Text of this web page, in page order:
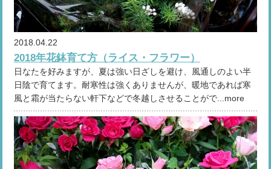
2018.04.22
2018年花鉢育て方（ライス・フラワー）
日なたを好みますが、夏は強い日ざしを避け、風通しのよい半
日陰で育てます。耐寒性は強くありませんが、暖地であれば寒
風と霜が当たらない軒下などで冬越しさせることがで...more